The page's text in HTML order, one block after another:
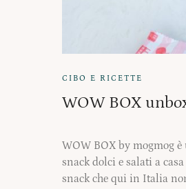
CIBO E RICETTE
WOW BOX
WOW BOX by mogmog
snack dolci e salati a
snack che qui in Italia